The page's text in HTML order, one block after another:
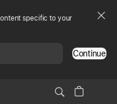
specific to your
Continue